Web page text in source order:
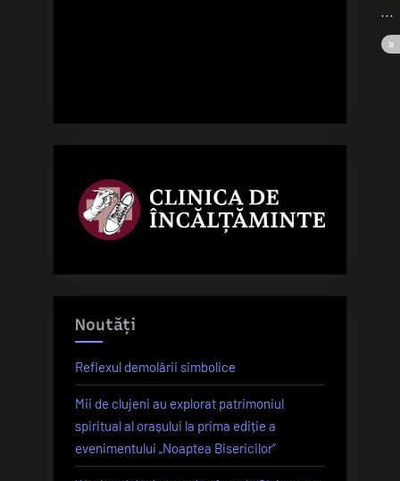
Noutăți
Reflexul demolării simbolice
Mii de clujeni au explorat patrimoniul
spiritual al orașului la prima ediție a
evenimentului „Noaptea Bisericilor”